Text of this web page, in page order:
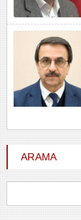
ARAMA